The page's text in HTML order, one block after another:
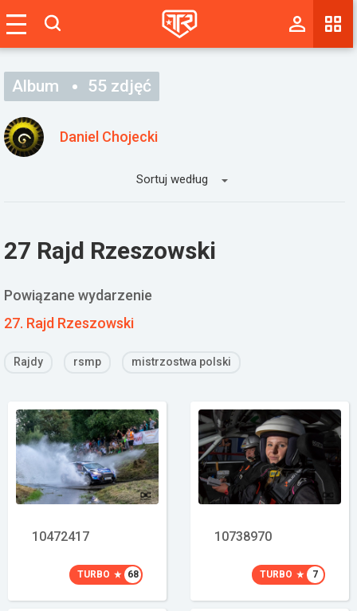
Tablica
Blogi
Giełda
Ranking
Album 55 zdjęć
Daniel Chojecki
Sortuj według
27 Rajd Rzeszowski
Powiązane wydarzenie
27. Rajd Rzeszowski
Rajdy rsmp mistrzostwa polski
10738970
TURBO 7
10472417
TURBO 68